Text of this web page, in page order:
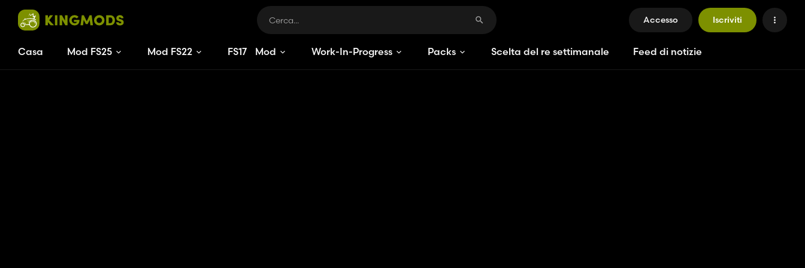
Accesso Iscriviti
Casa Mod FS25 Mod FS22 FS17 Mod Work-In-Progress Packs Scelta del re settimanale Feed di notizie